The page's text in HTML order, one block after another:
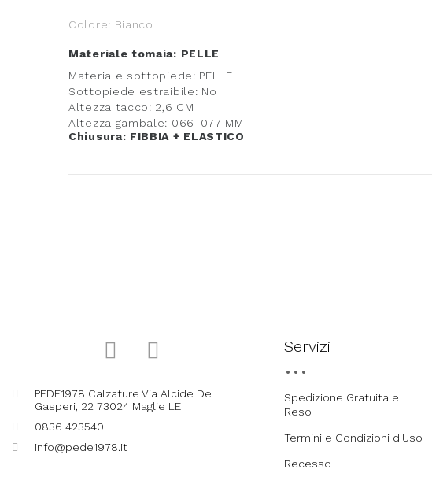
Colore: Bianco
Materiale tomaia: PELLE
Materiale sottopiede: PELLE
Sottopiede estraibile: No
Altezza tacco: 2,6 CM
Altezza gambale: 066-077 MM
Chiusura: FIBBIA + ELASTICO
PEDE1978 Calzature Via Alcide De
Gasperi, 22 73024 Maglie LE
0836 423540
info@pede1978.it
Servizi
Spedizione Gratuita e
Reso
Termini e Condizioni d'Uso
Recesso